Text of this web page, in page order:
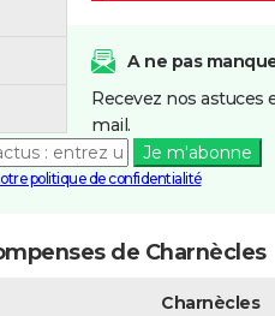
A ne pas
Recevez nos
mail.
Je m'abonne
politique de confidentialité
de Charnècles
Charnècles